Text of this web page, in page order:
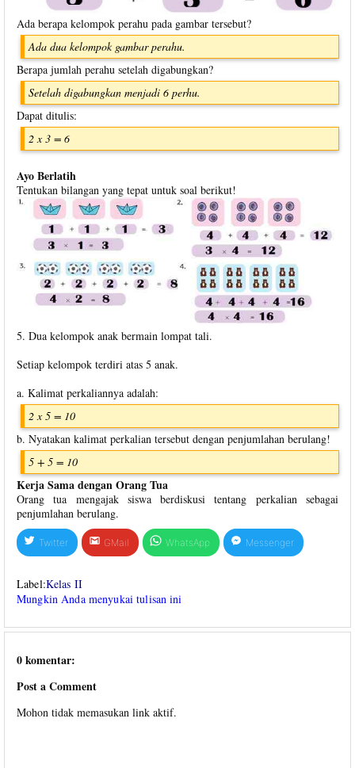
Ada berapa kelompok perahu pada gambar tersebut?
Ada dua kelompok gambar perahu.
Berapa jumlah perahu setelah digabungkan?
Setelah digabungkan menjadi 6 perhu.
Dapat ditulis:
2 x 3 = 6
Ayo Berlatih
Tentukan bilangan yang tepat untuk soal berikut!
5. Dua kelompok anak bermain lompat tali.
Setiap kelompok terdiri atas 5 anak.
a. Kalimat perkaliannya adalah:
2 x 5 = 10
b. Nyatakan kalimat perkalian tersebut dengan penjumlahan berulang!
5 + 5 = 10
Kerja Sama dengan Orang Tua
Orang tua mengajak siswa berdiskusi tentang perkalian sebagai
penjumlahan berulang.
Twitter GMail WhatsApp Messenger
Label:Kelas II
Mungkin Anda menyukai tulisan ini
0 komentar:
Post a Comment
Mohon tidak memasukan link aktif.